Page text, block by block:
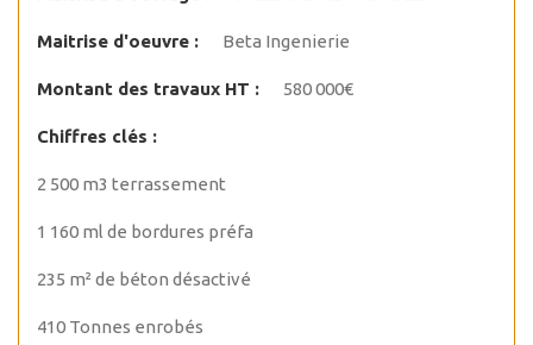
Maitrise d'oeuvre : Beta Ingenierie
Montant des travaux HT : 580 000€
Chiffres clés :
2 500 m3 terrassement
1 160 ml de bordures préfa
235 m² de béton désactivé
410 Tonnes enrobés